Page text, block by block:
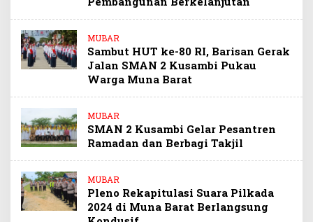
MUBAR
Sambut HUT ke-80 RI, Barisan Gerak
Jalan SMAN 2 Kusambi Pukau
Warga Muna Barat
MUBAR
SMAN 2 Kusambi Gelar Pesantren
Ramadan dan Berbagi Takjil
MUBAR
Pleno Rekapitulasi Suara Pilkada
2024 di Muna Barat Berlangsung